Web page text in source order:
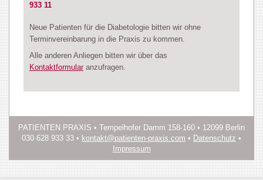
933 11
Neue Patienten für die Diabetologie bitten wir ohne
Terminvereinbarung in die Praxis zu kommen.
Alle anderen Anliegen bitten wir über das
Kontaktformular anzufragen.
PATIENTEN PRAXIS • Tempelhofer Damm 158-160 • 12099 Berlin
030 628 933 33 • kontakt@patienten-praxis.com • Datenschutz •
Impressum